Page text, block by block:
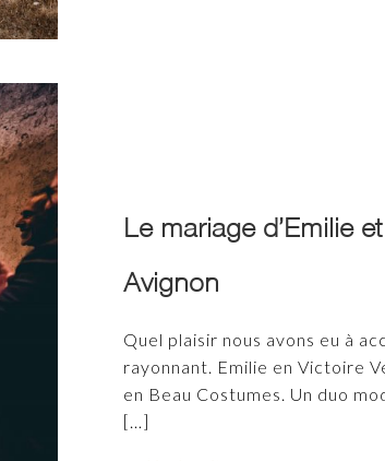
Le mariage d’Emilie
Avignon
Quel plaisir nous avons eu à
rayonnant. Emilie en Victoire
en Beau Costumes. Un duo
[…]